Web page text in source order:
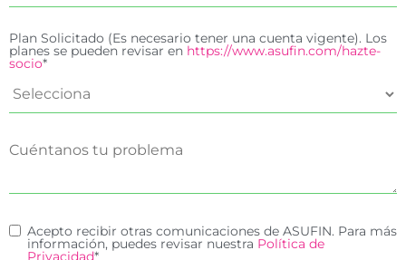
Plan Solicitado (Es necesario tener una cuenta vigente). Los
planes se pueden revisar en https://www.asufin.com/hazte-
socio*
Acepto recibir otras comunicaciones de ASUFIN. Para más
información, puedes revisar nuestra Política de
Privacidad*